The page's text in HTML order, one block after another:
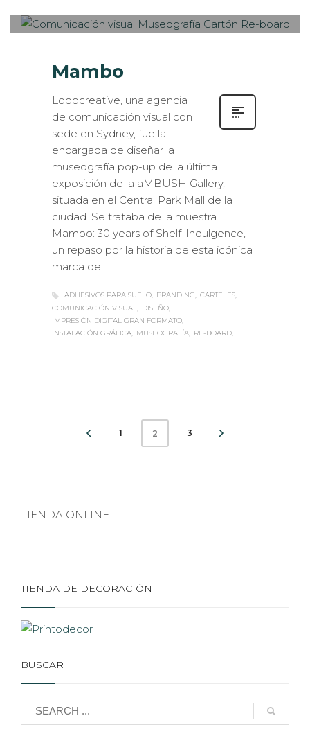
Mambo
Loopcreative, una agencia
de comunicación visual con
sede en Sydney, fue la
encargada de diseñar la
museografía pop-up de la última
exposición de la aMBUSH Gallery,
situada en el Central Park Mall de la
ciudad. Se trataba de la muestra
Mambo: 30 years of Shelf-Indulgence,
un repaso por la historia de esta icónica
marca de
ADHESIVOS PARA SUELO BRANDING
CARTELES
COMUNICACIÓN VISUAL
DISEÑO
IMPRESIÓN DIGITAL GRAN FORMATO
INSTALACIÓN GRÁFICA
MUSEOGRAFÍA RE-BOARD
1 2 3
TIENDA ONLINE
TIENDA DE DECORACIÓN
BUSCAR